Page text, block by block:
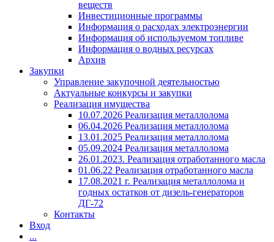
веществ
Инвестиционные программы
Информация о расходах электроэнергии
Информация об используемом топливе
Информация о водных ресурсах
Архив
Закупки
Управление закупочной деятельностью
Актуальные конкурсы и закупки
Реализация имущества
10.07.2026 Реализация металлолома
06.04.2026 Реализация металлолома
13.01.2025 Реализация металлолома
05.09.2024 Реализация металлолома
26.01.2023. Реализация отработанного масла
01.06.22 Реализация отработанного масла
17.08.2021 г. Реализация металлолома и
годных остатков от дизель-генераторов
ДГ-72
Контакты
Вход
...